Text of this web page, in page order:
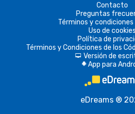
Contacto
Preguntas
Términos y condiciones
Uso de cookies
Política de
Términos y Condiciones de los
d Versión de
A App para
eDreams ®